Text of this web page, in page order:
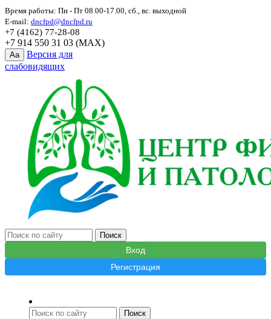
Время работы: Пн - Пт 08.00-17.00, сб., вс. выходной
E-mail: dncfpd@dncfpd.ru
+7 (4162) 77-28-08
+7 914 550 31 03 (MAX)
Aa
Версия для
слабовидящих
Вход
Регистрация